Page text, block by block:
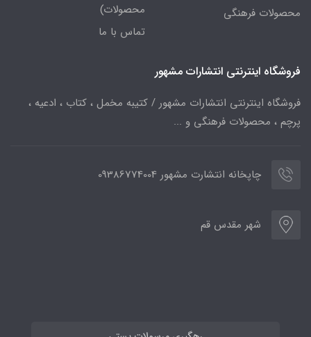
محصولات فرهنگی
محصولات)
تماس با ما
فروشگاه اینترنتی انتشارات مشهور
فروشگاه اینترنتی انتشارات مشهور / کتیبه مخمل ، کتاب ، ادعیه ،
پرچم ، محصولات فرهنگی و ...
چاپخانه انتشارت مشهور 09386774004
شهر مقدس قم